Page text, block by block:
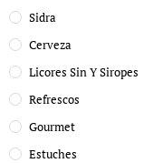
Sidra
Cerveza
Licores Sin Y Siropes
Refrescos
Gourmet
Estuches